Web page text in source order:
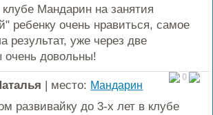
Мандарин на занятия
ребенку очень нравиться, самое
результат, уже через две
довольны!
0
| место: Мандарин
развивайку до 3-х лет в клубе